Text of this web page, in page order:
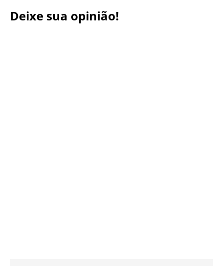
Deixe sua opinião!